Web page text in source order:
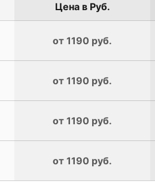
Цена в Руб.
от 1190 руб.
от 1190 руб.
от 1190 руб.
от 1190 руб.